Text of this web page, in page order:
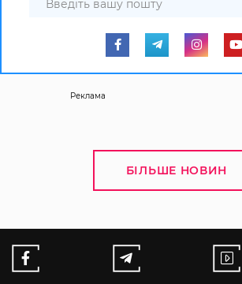
Реклама
БІЛЬШЕ НОВИН